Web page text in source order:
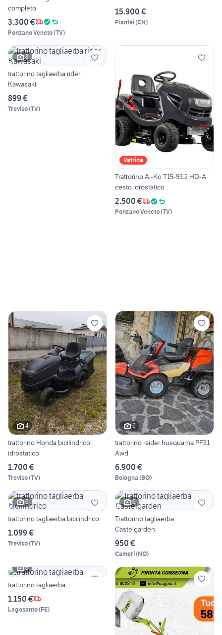
completo
3.300 €
Ponzano Veneto(TV)
15.900 €
Pianfei(CN)
3
trattorino tagliaerba rider
Kawasaki
899 €
Treviso(TV)
Vetrina
Trattorino Al-Ko T15-93.2 HD-A
cesto idrostatico
2.500 €
Ponzano Veneto(TV)
4
trattorino Honda bicilindrico
idrostatico
1.700 €
Treviso(TV)
6
trattorino raider husquarna PF21
Awd
6.900 €
Bologna (BO)
6
trattorino tagliaerba bicilindrico
1.099 €
Treviso(TV)
6
Trattorino tagliaerba
Castelgarden
950 €
Cameri(NO)
6
trattorino tagliaerba
1.150 €
Lagosanto(FE)